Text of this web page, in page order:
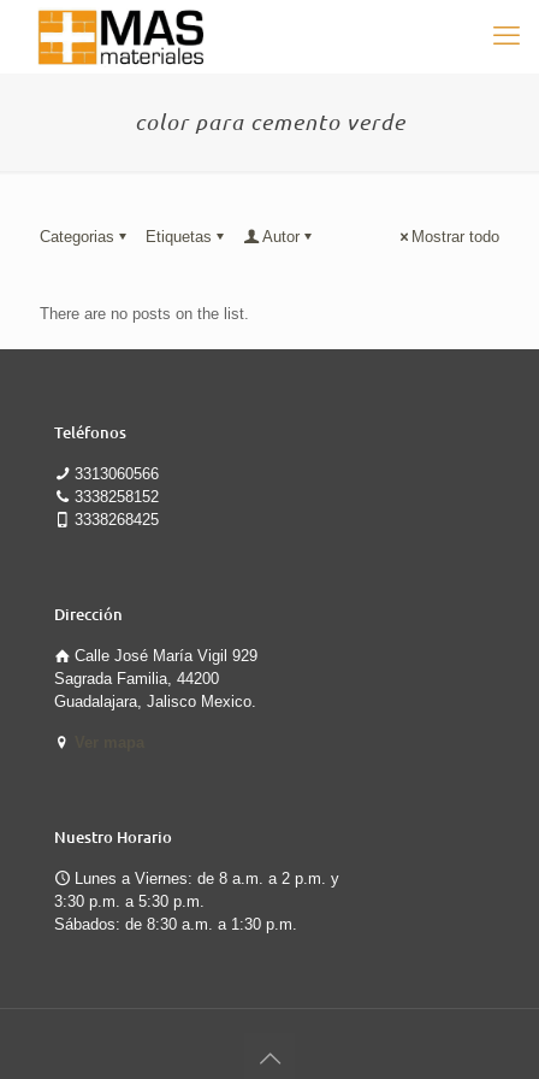
color para cemento verde
Categorias Etiquetas Autor Mostrar todo
There are no posts on the list.
Teléfonos
3313060566
3338258152
3338268425
Dirección
Calle José María Vigil 929
Sagrada Familia, 44200
Guadalajara, Jalisco Mexico.
Nuestro Horario
Lunes a Viernes: de 8 a.m. a 2 p.m. y
3:30 p.m. a 5:30 p.m.
Sábados: de 8:30 a.m. a 1:30 p.m.